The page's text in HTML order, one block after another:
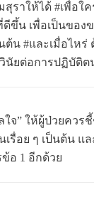
าให้ได้ #เพื่อใ
ดีขึ้น เพื่อเป็นข
น #และเมื่อไห
นัยต่อการปฏิบัติ
จ” ให้ผู้ป่วยควร
รื่อย ๆ เป็นต้น
อ 1 อีกด้วย